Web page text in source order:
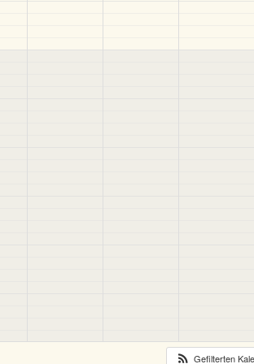
Gefilterten